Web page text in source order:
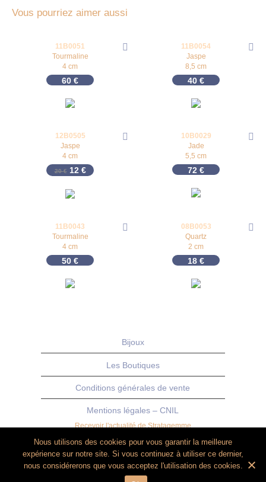
Vous pourriez aimer aussi
11B0051
Tourmaline
4 cm
60 €
11B0054
Jaspe
8,5 cm
40 €
12B0505
Jaspe
4 cm
20€ Le prix initial était : 20 €.
12 €Le prix actuel est : 12 €.
10B0029
Jade
5,5 cm
72 €
11B0043
Tourmaline
4 cm
50 €
08B0053
Quartz
2 cm
18 €
Bijoux
Les Boutiques
Conditions générales de vente
Mentions légales – CNIL
Recevoir l'actualité de Stratagemme
Nous utilisons des cookies pour vous garantir la meilleure
expérience sur notre site. Si vous continuez à utiliser ce dernier,
nous considérerons que vous acceptez l'utilisation des cookies.